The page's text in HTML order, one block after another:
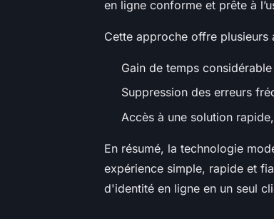
en ligne conforme et prête à
Cette approche offre plusieurs
Gain de temps
Suppression des erreurs
Accès à une solution
En résumé, la technologie
expérience simple, rapide et
d'identité en ligne en un seul